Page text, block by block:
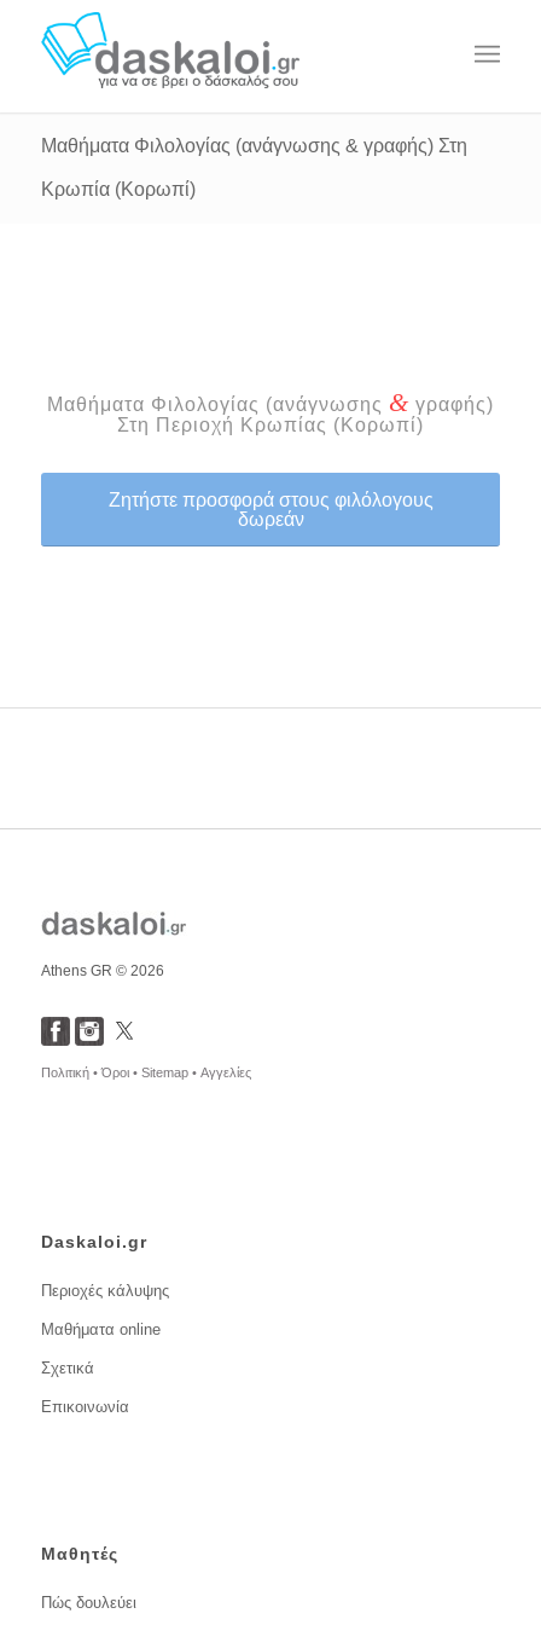
Μαθήματα Φιλολογίας (ανάγνωσης & γραφής) Στη
Κρωπία (Κορωπί)
Μαθήματα Φιλολογίας (ανάγνωσης & γραφής)
Στη Περιοχή Κρωπίας (Κορωπί)
Ζητήστε προσφορά στους φιλόλογους
δωρεάν
Athens GR © 2026
Πολιτική •Όροι • Sitemap • Αγγελίες
Daskaloi.gr
Περιοχές κάλυψης
Μαθήματα online
Σχετικά
Επικοινωνία
Μαθητές
Πώς δουλεύει